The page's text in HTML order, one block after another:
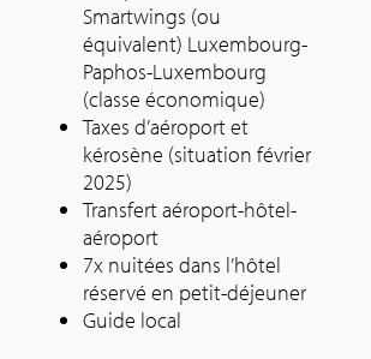
Smartwings (ou
équivalent) Luxembourg-
Paphos-Luxembourg
(classe économique)
Taxes d’aéroport et
kérosène (situation février
2025)
Transfert aéroport-hôtel-
aéroport
7x nuitées dans l’hôtel
réservé en petit-déjeuner
Guide local